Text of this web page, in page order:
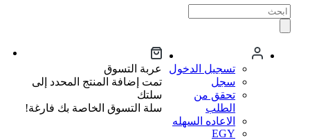
تسجيل الدخول
سجل
تحقق من
الطلب
الاعاده السهله
EGY
عربة التسوق
تمت إضافة المنتج المحدد إلى
سلتك
سلة التسوق الخاصة بك فارغة!